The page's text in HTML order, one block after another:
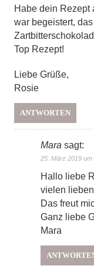
Habe dein Rezept
war begeistert,
Top Rezept!
Liebe Grüße,
Rosie
ANTWORTEN
Mara sagt:
25. März 2019 um
Hallo liebe
vielen
Das freut
Ganz liebe
Mara